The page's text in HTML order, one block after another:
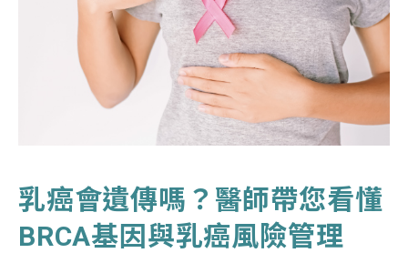
乳癌會遺傳嗎？醫師帶您看懂
BRCA基因與乳癌風險管理